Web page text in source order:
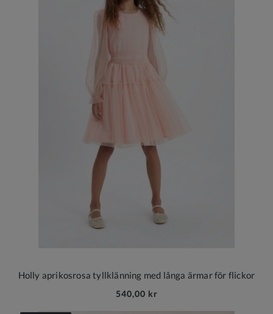
Holly aprikosrosa tyllklänning med långa ärmar för flickor
540,00 kr